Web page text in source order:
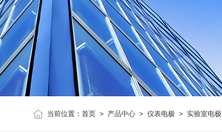
当前位置：首页 > 产品中心 >仪表电极 > 实验室电极